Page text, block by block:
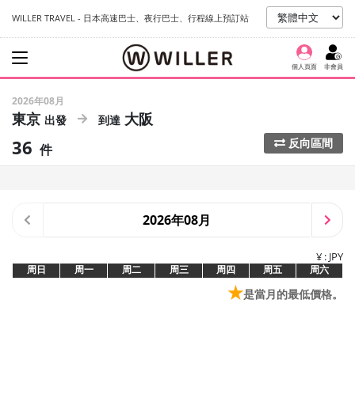
WILLER TRAVEL - 日本高速巴士、夜行巴士、行程線上預訂站
個人頁面 非會員
2026年08月
東京 大阪
36 件 反向區間
2026年08月
¥ : JPY
周日 周一 周二 周三 周四 周五 周六
★是當月的最低價格。